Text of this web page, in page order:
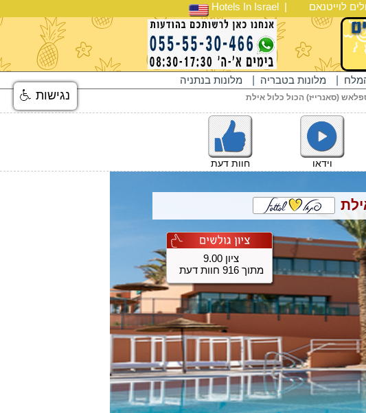
Hotels In Israel | לוייטנאם
מלונות בנתניה מלונות בטבריה
(סאנרייז) הכול כלול אילת
חוות דעת וידאו
ציון 9.00
מתוך 916 חוות דעת
נגישות